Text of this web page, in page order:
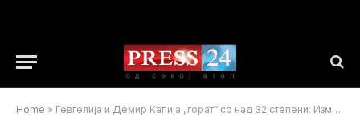
Home » Гевгелија и Демир Капија „горат“ со над 32 степени: Измерени температурите во 14 часот низ Македонија